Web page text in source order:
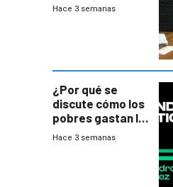
destructiva”
Hace 3 semanas
¿Por qué se
discute cómo los
pobres gastan la
plata?
Hace 3 semanas